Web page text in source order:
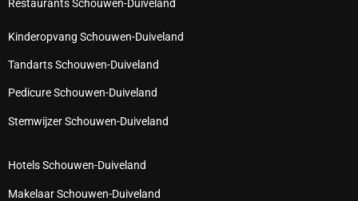
Restaurants Schouwen-Duiveland
Kinderopvang Schouwen-Duiveland
Tandarts Schouwen-Duiveland
Pedicure Schouwen-Duiveland
Stemwijzer Schouwen-Duiveland
Hotels Schouwen-Duiveland
Makelaar Schouwen-Duiveland